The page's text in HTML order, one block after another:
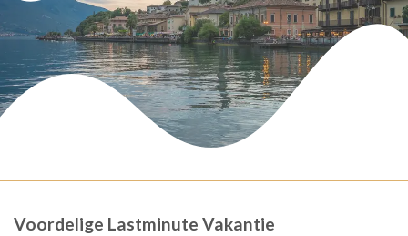
Voordelige Lastminute Vakantie